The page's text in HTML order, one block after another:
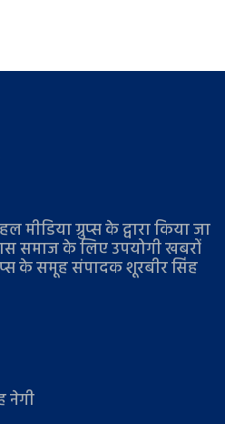
ग्रुप्स के द्वारा किया जा
समाज के लिए उपयोगी खबरों
के समूह संपादक शूरबीर सिंह
नेगी